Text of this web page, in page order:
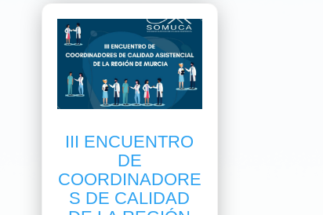
III ENCUENTRO
DE
COORDINADORE
S DE CALIDAD